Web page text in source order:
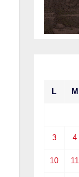
L M
3 4
10 11